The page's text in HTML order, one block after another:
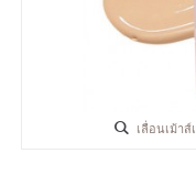
เลื่อนเม้า